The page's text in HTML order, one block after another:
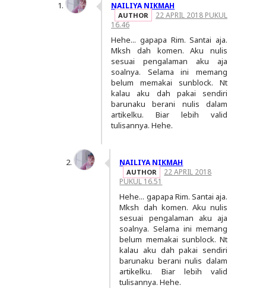
NAILIYA NIKMAH
22 APRIL 2018 PUKUL
16.46
Hehe... gapapa Rim. Santai aja.
Mksh dah komen. Aku nulis
sesuai pengalaman aku aja
soalnya. Selama ini memang
belum memakai sunblock. Nt
kalau aku dah pakai sendiri
barunaku berani nulis dalam
artikelku. Biar lebih valid
tulisannya. Hehe.
NAILIYA NIKMAH
22 APRIL 2018
PUKUL 16.51
Hehe... gapapa Rim. Santai aja.
Mksh dah komen. Aku nulis
sesuai pengalaman aku aja
soalnya. Selama ini memang
belum memakai sunblock. Nt
kalau aku dah pakai sendiri
barunaku berani nulis dalam
artikelku. Biar lebih valid
tulisannya. Hehe.